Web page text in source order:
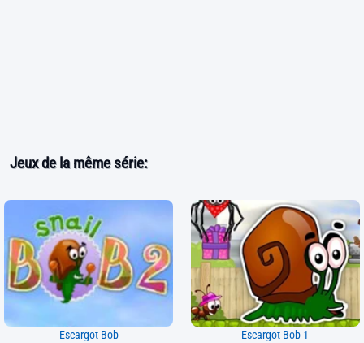
Jeux de la même série:
Escargot Bob Escargot Bob 1